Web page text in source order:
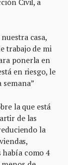
casa,
trabajo de mi
ponerla en
en riesgo, le
semana”
la que está
de las
la
había como 4